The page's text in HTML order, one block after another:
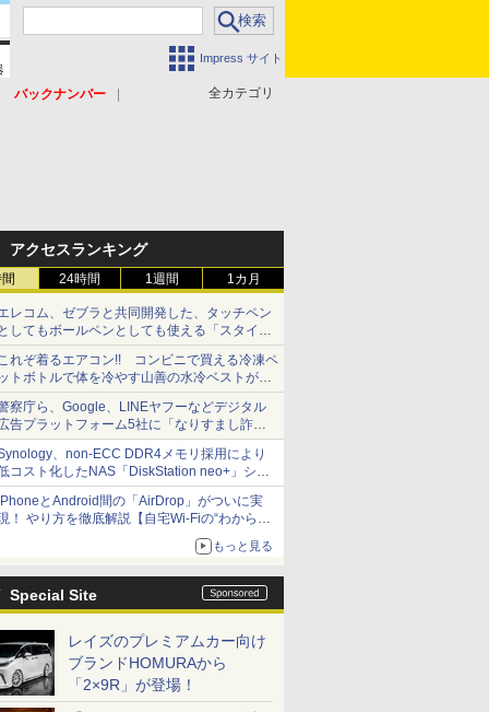
Impress サイト
全カテゴリ
バックナンバー
アクセスランキング
24時間 1週間 1カ月
レコム、ゼブラと共同開発した、タッチペン
してもボールペンとしても使える「スタイラ
ツーウェイ」発売 iPadにも紙にも、持ち替
ずに書き込める
れぞ着るエアコン!! コンビニで買える冷凍ペ
トボトルで体を冷やす山善の水冷ベストがロ
ドバイクにちょうどいい【ぼっち・ざ・ろー
！その14】【空いた時間でなにしてる？】
察庁ら、Google、LINEヤフーなどデジタル
告プラットフォーム5社に「なりすまし詐欺
告」対策強化を要請 著名人の写真や映像を
った投資詐欺などへの対策として
、non-ECC DDR4メモリ採用により
コスト化したNAS「DiskStation neo+」シリ
ズ 予算を抑えて導入でき、ECCメモリへの
ップグレードも可能
とAndroid間の「AirDrop」がついに実
！ やり方を徹底解説【自宅Wi-Fiの“わからな
もっと見る
Special Site
レイズのプレミアムカー向け
ブランドHOMURAから
「2×9R」が登場！